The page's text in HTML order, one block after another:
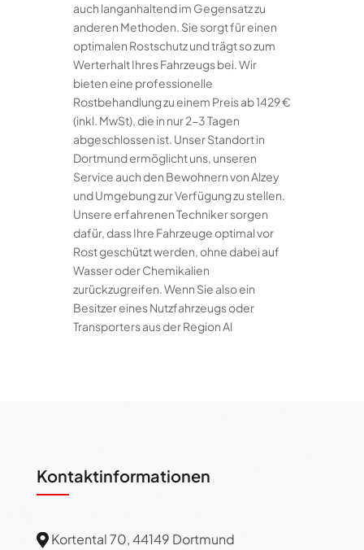
auch langanhaltend im Gegensatz zu
anderen Methoden. Sie sorgt für einen
optimalen Rostschutz und trägt so zum
Werterhalt Ihres Fahrzeugs bei. Wir
bieten eine professionelle
Rostbehandlung zu einem Preis ab 1429 €
(inkl. MwSt), die in nur 2-3 Tagen
abgeschlossen ist. Unser Standort in
Dortmund ermöglicht uns, unseren
Service auch den Bewohnern von Alzey
und Umgebung zur Verfügung zu stellen.
Unsere erfahrenen Techniker sorgen
dafür, dass Ihre Fahrzeuge optimal vor
Rost geschützt werden, ohne dabei auf
Wasser oder Chemikalien
zurückzugreifen. Wenn Sie also ein
Besitzer eines Nutzfahrzeugs oder
Transporters aus der Region Al
Kontaktinformationen
 Kortental 70, 44149 Dortmund